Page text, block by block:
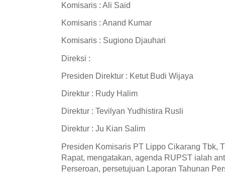
Komisaris : Ali Said
Komisaris : Anand Kumar
Komisaris : Sugiono Djauhari
Direksi :
Presiden Direktur : Ketut Budi Wijaya
Direktur : Rudy Halim
Direktur : Tevilyan Yudhistira Rusli
Direktur : Ju Kian Salim
Presiden Komisaris PT Lippo Cikarang Tbk,
Rapat, mengatakan, agenda RUPST ialah
Perseroan, persetujuan Laporan Tahunan